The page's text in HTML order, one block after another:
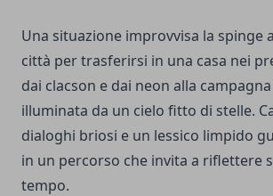
Una situazione improvvisa la spinge
città per trasferirsi in una casa nei
dai clacson e dai neon alla
illuminata da un cielo fitto di stelle.
dialoghi briosi e un lessico limpido
in un percorso che invita a riflettere
tempo.